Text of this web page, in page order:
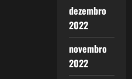
dezembro
2022
novembro
2022